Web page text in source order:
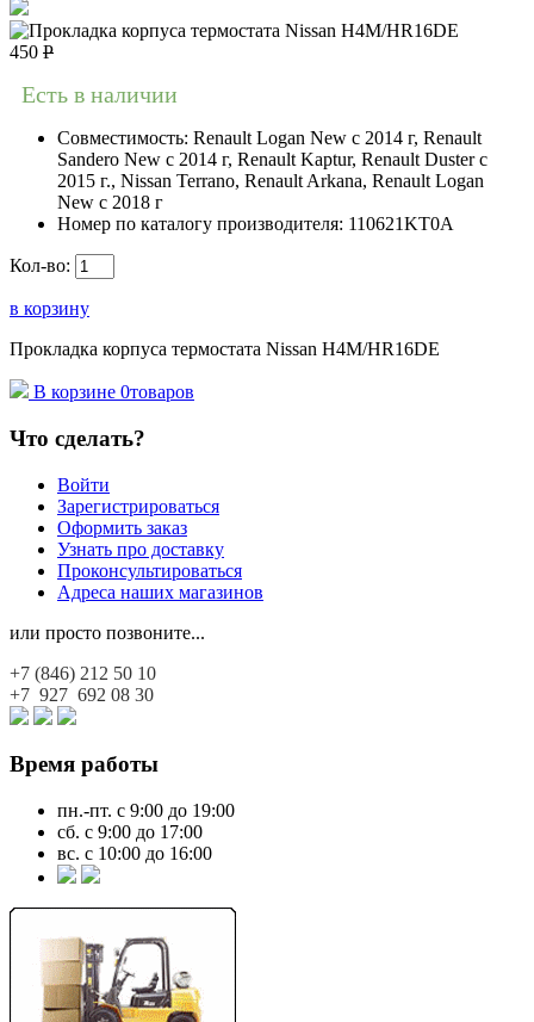
450 Р
Есть в наличии
Совместимость: Renault Logan New с 2014 г, Renault
Sandero New с 2014 г, Renault Kaptur, Renault Duster с
2015 г., Nissan Terrano, Renault Arkana, Renault Logan
New с 2018 г
Номер по каталогу производителя: 110621KT0A
Кол-во:
в корзину
Прокладка корпуса термостата Nissan H4M/HR16DE
В корзине 0товаров
Что сделать?
Войти
Зарегистрироваться
Оформить заказ
Узнать про доставку
Проконсультироваться
Адреса наших магазинов
или просто позвоните...
+7 (846) 212 50 10
+7 927 692 08 30
Время работы
пн.-пт. с 9:00 до 19:00
сб. с 9:00 до 17:00
вс. с 10:00 до 16:00